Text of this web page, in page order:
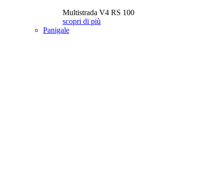
Multistrada V4 RS 100
scopri di più
Panigale